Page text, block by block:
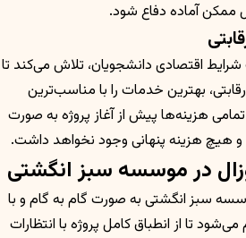
ممکن آماده دفاع شود.
اقتصادی دانشجویان، تلاش می‌کند تا
بهترین خدمات را با مناسب‌ترین
هزینه‌ها پیش از آغاز پروژه به صورت
هیچ هزینه پنهانی وجود نخواهد داشت.
در موسسه سبز انگشتی
سبز انگشتی به صورت گام به گام و با
تا از انطباق کامل پروژه با انتظارات